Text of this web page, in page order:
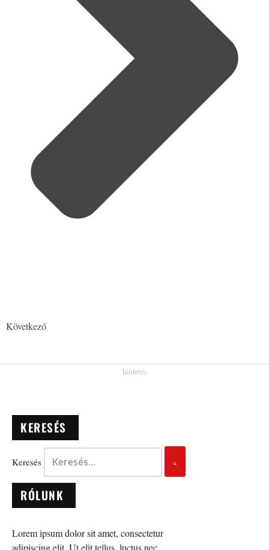
Következő
KERESÉS
Keresés
RÓLUNK
Lorem ipsum dolor sit amet, consectetur
adipiscing elit. Ut elit tellus, luctus nec